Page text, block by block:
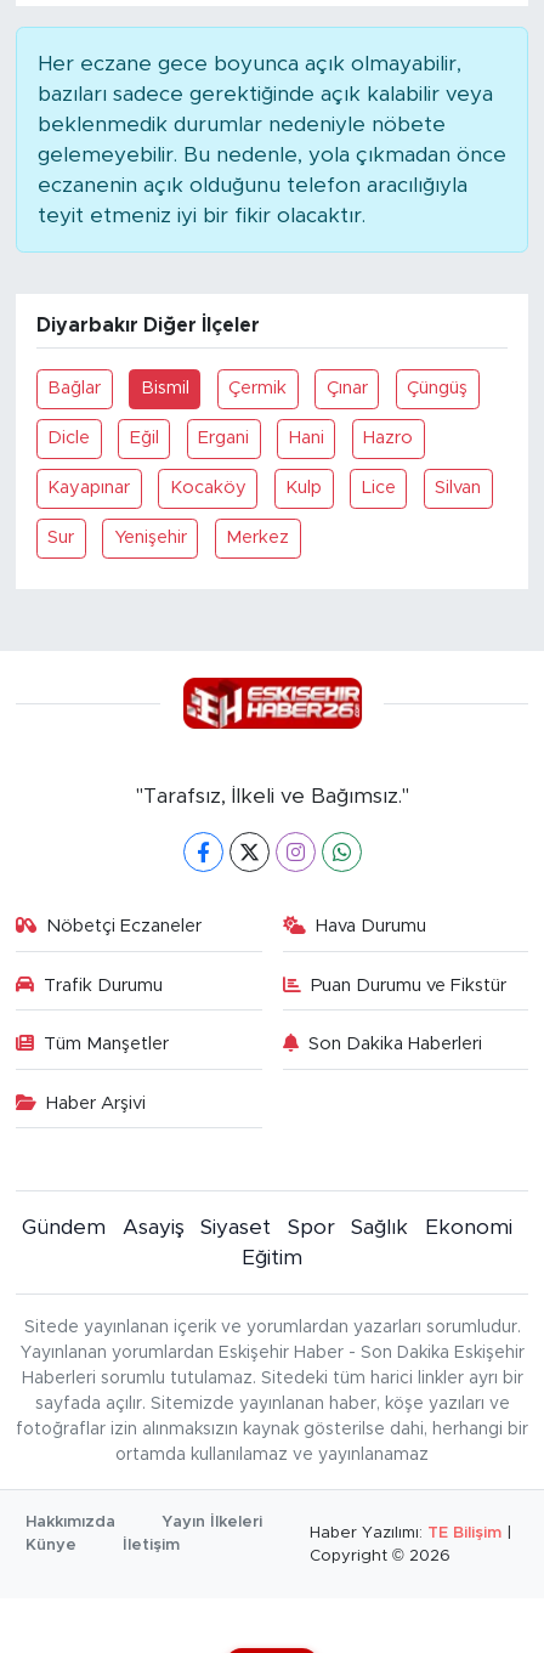
Her eczane gece boyunca açık olmayabilir,
bazıları sadece gerektiğinde açık kalabilir veya
beklenmedik durumlar nedeniyle nöbete
gelemeyebilir. Bu nedenle, yola çıkmadan önce
eczanenin açık olduğunu telefon aracılığıyla
teyit etmeniz iyi bir fikir olacaktır.
Diyarbakır Diğer İlçeler
Bağlar Bismil Çermik Çınar Çüngüş
Dicle Eğil Ergani Hani Hazro
Kayapınar Kocaköy Kulp Lice Silvan
Sur Yenişehir Merkez
"Tarafsız, İlkeli ve Bağımsız."
Nöbetçi Eczaneler Hava Durumu
Trafik Durumu Puan Durumu ve Fikstür
Tüm Manşetler Son Dakika Haberleri
Haber Arşivi
Gündem Asayiş Siyaset Spor Sağlık
Ekonomi
Eğitim
Sitede yayınlanan içerik ve yorumlardan yazarları sorumludur.
Yayınlanan yorumlardan Eskişehir Haber - Son Dakika Eskişehir
Haberleri sorumlu tutulamaz. Sitedeki tüm harici linkler ayrı bir
sayfada açılır. Sitemizde yayınlanan haber, köşe yazıları ve
fotoğraflar izin alınmaksızın kaynak gösterilse dahi, herhangi bir
ortamda kullanılamaz ve yayınlanamaz
Hakkımızda
Yayın İlkeleri
Künye
İletişim
Haber Yazılımı: TE Bilişim
Copyright © 2026